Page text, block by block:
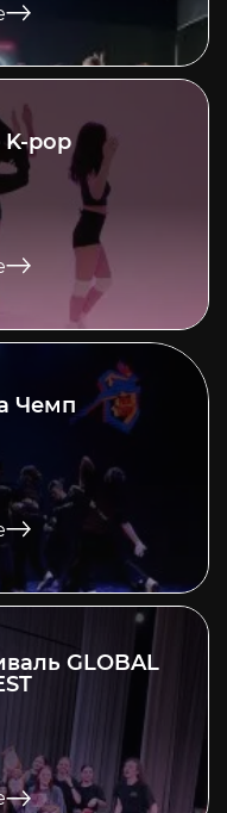
K-pop
Чемп
GLOBAL